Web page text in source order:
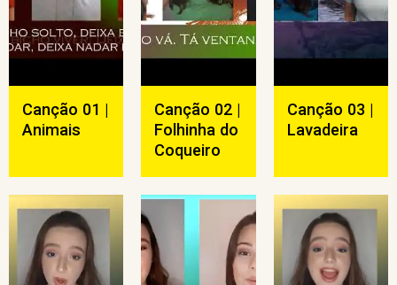
Canção 01 |
Animais
Canção 02 |
Folhinha do
Coqueiro
Canção 03 |
Lavadeira